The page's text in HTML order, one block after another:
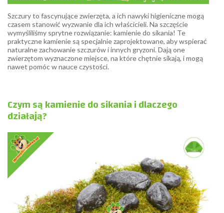
Szczury to fascynujące zwierzęta, a ich nawyki higieniczne mogą
czasem stanowić wyzwanie dla ich właścicieli. Na szczęście
wymyśliliśmy sprytne rozwiązanie: kamienie do sikania! Te
praktyczne kamienie są specjalnie zaprojektowane, aby wspierać
naturalne zachowanie szczurów i innych gryzoni. Dają one
zwierzętom wyznaczone miejsce, na które chętnie sikają, i mogą
nawet pomóc w nauce czystości.
Czym są kamienie do sikania i dlaczego
działają?